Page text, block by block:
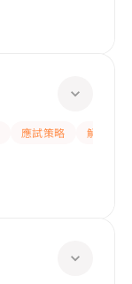
應試策略
解題思路